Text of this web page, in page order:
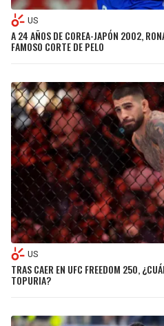
US
A 24 AÑOS DE COREA-JAPÓN 2002,
FAMOSO CORTE DE PELO
US
TRAS CAER EN UFC FREEDOM 250,
TOPURIA?